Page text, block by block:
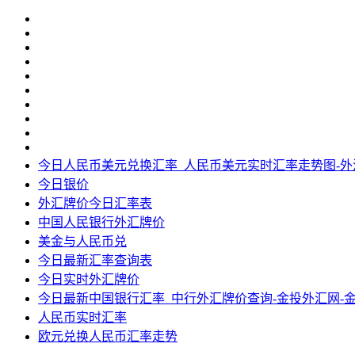
今日人民币美元兑换汇率_人民币美元实时汇率走势图-
今日银价
外汇牌价今日汇率表
中国人民银行外汇牌价
美金与人民币兑
今日最新汇率查询表
今日实时外汇牌价
今日最新中国银行汇率_中行外汇牌价查询-金投外汇网-
人民币实时汇率
欧元兑换人民币汇率走势